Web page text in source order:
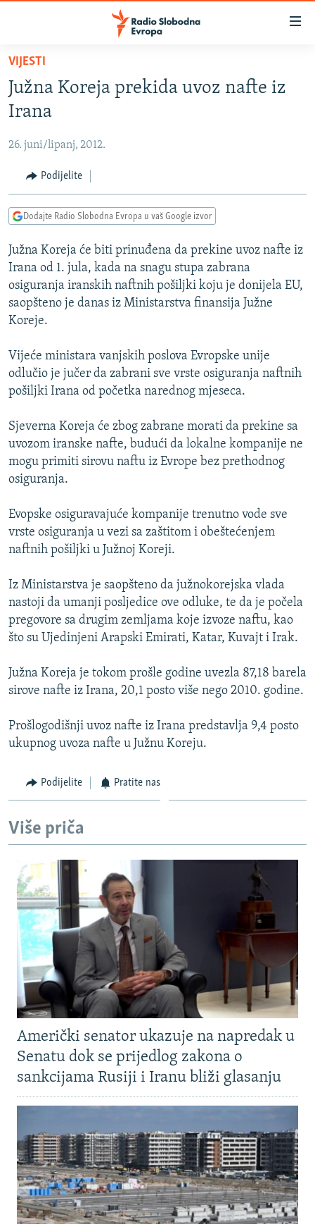
Pređite
glavni
sadržaj
na
navigaciju
Pređite
na
BOSNA I HERCEGOVINA
KOSOVO
CRNA GORA
VIDEO
FOTOGALERIJE
INFOGRAFIKE
PODCASTI
RAT U UKRAJINI
KINA NA BALKANU
RSE PRIČE IZ SVIJETA
ISPRIČAJ MI
DNEVNO@RSE
SPECIJALI RSE
GENOCID U SREBRENICI
POPLAVE I KLIZIŠTA U BIH 2024.
TV LIBERTY
POST SCRIPTUM
MOJA EVROPA
TRI DECENIJE OD RATA U BIH
SVE KARTE DEJTONA
NASTANAK I RASPAD JUGOSLAVIJE
Sve RFE/RL stranice
VIJESTI
Južna Koreja prekida uvoz nafte iz
Irana
26. juni/lipanj, 2012.
Podijelite
Dodajte Radio Slobodna Evropa u vaš Google izvor
Južna Koreja će biti prinuđena da prekine uvoz nafte iz
Irana od 1. jula, kada na snagu stupa zabrana
osiguranja iranskih naftnih pošiljki koju je donijela EU,
saopšteno je danas iz Ministarstva finansija Južne
Koreje.
Vijeće ministara vanjskih poslova Evropske unije
odlučio je jučer da zabrani sve vrste osiguranja naftnih
pošiljki Irana od početka narednog mjeseca.
Sjeverna Koreja će zbog zabrane morati da prekine sa
uvozom iranske nafte, budući da lokalne kompanije ne
mogu primiti sirovu naftu iz Evrope bez prethodnog
osiguranja.
Evopske osiguravajuće kompanije trenutno vode sve
vrste osiguranja u vezi sa zaštitom i obeštećenjem
naftnih pošiljki u Južnoj Koreji.
Iz Ministarstva je saopšteno da južnokorejska vlada
nastoji da umanji posljedice ove odluke, te da je počela
pregovore sa drugim zemljama koje izvoze naftu, kao
što su Ujedinjeni Arapski Emirati, Katar, Kuvajt i Irak.
Južna Koreja je tokom prošle godine uvezla 87,18 barela
sirove nafte iz Irana, 20,1 posto više nego 2010. godine.
Prošlogodišnji uvoz nafte iz Irana predstavlja 9,4 posto
ukupnog uvoza nafte u Južnu Koreju.
Podijelite Pratite nas
Više priča
Američki senator ukazuje na napredak u
Senatu dok se prijedlog zakona o
sankcijama Rusiji i Iranu bliži glasanju